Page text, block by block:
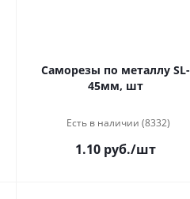
Саморезы по металлу SL-
45мм, шт
Есть в наличии (8332)
1.10 руб./шт